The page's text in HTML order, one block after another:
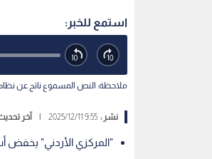
استمع للخبر:
ملاحظة: النص المسموع ناتج عن
نشر :9:55 2025/12/11 آخر
"المركزي الأردني" يخفض أسعار الفائدة 25 نقطة أساس.. واحتياطيات